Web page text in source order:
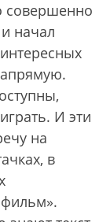
совершенно
начал
И эти
на
в